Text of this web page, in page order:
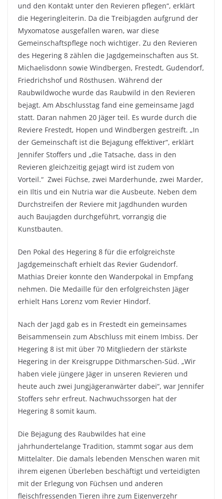
und den Kontakt unter den Revieren pflegen“, erklärt
die Hegeringleiterin. Da die Treibjagden aufgrund der
Myxomatose ausgefallen waren, war diese
Gemeinschaftspflege noch wichtiger. Zu den Revieren
des Hegering 8 zählen die Jagdgemeinschaften aus St.
Michaelisdonn sowie Windbergen, Frestedt, Gudendorf,
Friedrichshof und Rösthusen. Während der
Raubwildwoche wurde das Raubwild in den Revieren
bejagt. Am Abschlusstag fand eine gemeinsame Jagd
statt. Daran nahmen 20 Jäger teil. Es wurde durch die
Reviere Frestedt, Hopen und Windbergen gestreift. „In
der Gemeinschaft ist die Bejagung effektiver“, erklärt
Jennifer Stoffers und „die Tatsache, dass in den
Revieren gleichzeitig gejagt wird ist zudem von
Vorteil.“ Zwei Füchse, zwei Marderhunde, zwei Marder,
ein Iltis und ein Nutria war die Ausbeute. Neben dem
Durchstreifen der Reviere mit Jagdhunden wurden
auch Baujagden durchgeführt, vorrangig die
Kunstbauten.
Den Pokal des Hegering 8 für die erfolgreichste
Jagdgemeinschaft erhielt das Revier Gudendorf.
Mathias Dreier konnte den Wanderpokal in Empfang
nehmen. Die Medaille für den erfolgreichsten Jäger
erhielt Hans Lorenz vom Revier Hindorf.
Nach der Jagd gab es in Frestedt ein gemeinsames
Beisammensein zum Abschluss mit einem Imbiss. Der
Hegering 8 ist mit über 70 Mitgliedern der stärkste
Hegering in der Kreisgruppe Dithmarschen-Süd. „Wir
haben viele jüngere Jäger in unseren Revieren und
heute auch zwei Jungjägeranwärter dabei“, war Jennifer
Stoffers sehr erfreut. Nachwuchssorgen hat der
Hegering 8 somit kaum.
Die Bejagung des Raubwildes hat eine
jahrhundertelange Tradition, stammt sogar aus dem
Mittelalter. Die damals lebenden Menschen waren mit
ihrem eigenen Überleben beschäftigt und verteidigten
mit der Erlegung von Füchsen und anderen
fleischfressenden Tieren ihre zum Eigenverzehr